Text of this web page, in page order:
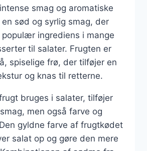
smag og aromatiske
sød og syrlig smag, der
ingrediens i mange
til salater. Frugten er
spiselige frø, der tilføjer en
og knas til retterne.
bruges i salater, tilføjer
men også farve og
gyldne farve af frugtkødet
salat op og gøre den mere